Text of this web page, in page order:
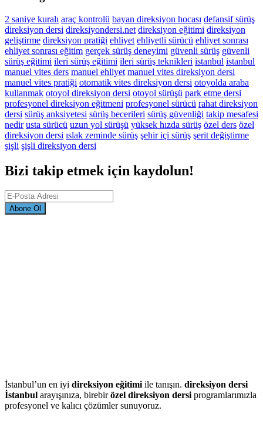
2 saniye kuralı araç kontrolü bayan direksiyon hocası defansif sürüş
direksiyon dersi direksiyondersi.net direksiyon eğitimi direksiyon
geliştirme direksiyon pratiği ehliyet ehliyetli sürücü ehliyet sonrası
ehliyet sonrası eğitim gerçek sürüş deneyimi güvenli sürüş güvenli
sürüş eğitimi ileri sürüş eğitimi ileri sürüş teknikleri istanbul istanbul
manuel vites ders manuel ehliyet manuel vites direksiyon dersi
manuel vites pratiği otomatik vites direksiyon dersi otoyolda araba
kullanmak otoyol direksiyon dersi otoyol sürüşü park etme dersi
profesyonel direksiyon eğitmeni profesyonel sürücü rahat direksiyon
dersi sürüş anksiyetesi sürüş becerileri sürüş güvenliği takip mesafesi
nedir usta sürücü uzun yol sürüşü yüksek hızda sürüş özel ders özel
direksiyon dersi ıslak zeminde sürüş şehir içi sürüş şerit değiştirme
şişli şişli direksiyon dersi
Bizi takip etmek için kaydolun!
Abone Ol
İstanbul’un en iyi direksiyon eğitimiile tanışın. direksiyon dersi
İstanbul arayışınıza, birebirözel direksiyon dersiprogramlarımızla
profesyonel ve kalıcı çözümler sunuyoruz.